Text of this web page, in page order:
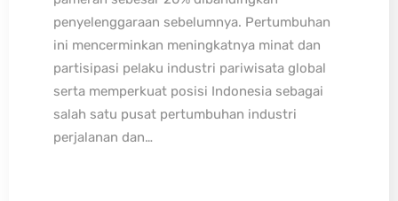
penyelenggaraan sebelumnya. Pertumbuhan
ini mencerminkan meningkatnya minat dan
partisipasi pelaku industri pariwisata global
serta memperkuat posisi Indonesia sebagai
salah satu pusat pertumbuhan industri
perjalanan dan…